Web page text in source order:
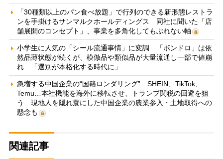
「30種類以上のパン食べ放題」で行列のできる新形態レストラ
ンを手掛けるサンマルクホールディングス 同社に聞いた「店
舗展開のコンセプト」、事業を多角化してもぶれない軸
小学生に人気の「シール流通事情」に変調 「ボンドロ」は依
然品薄状態が続くが、模倣品や類似品が大量流通し一部で値崩
れ 「選別が本格化する時代に」
急増する中国企業の“国籍ロンダリング” SHEIN、TikTok、
Temu…本社機能を海外に移転させ、トランプ関税の回避を狙
う 現地人を隠れ蓑にした中国企業の農業参入・土地取得への
懸念も
関連記事